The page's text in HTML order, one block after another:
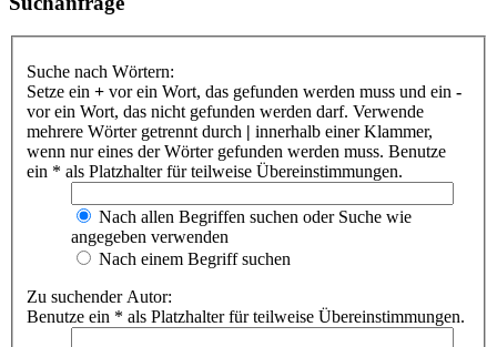
Suche nach Wörtern:
Setze ein + vor ein Wort, das gefunden werden muss und ein -
vor ein Wort, das nicht gefunden werden darf. Verwende
mehrere Wörter getrennt durch | innerhalb einer Klammer,
wenn nur eines der Wörter gefunden werden muss. Benutze
ein * als Platzhalter für teilweise Übereinstimmungen.
Nach allen Begriffen suchen oder Suche wie
angegeben verwenden
Nach einem Begriff suchen
Zu suchender Autor:
Benutze ein * als Platzhalter für teilweise Übereinstimmungen.